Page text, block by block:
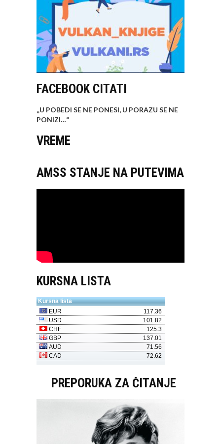
FACEBOOK CITATI
„U POBEDI SE NE PONESI, U PORAZU SE NE
PONIZI…“
VREME
AMSS STANJE NA PUTEVIMA
KURSNA LISTA
PREPORUKA ZA ČITANJE